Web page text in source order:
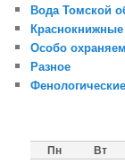
Вода Томской
Особо
Разное
Пн Вт